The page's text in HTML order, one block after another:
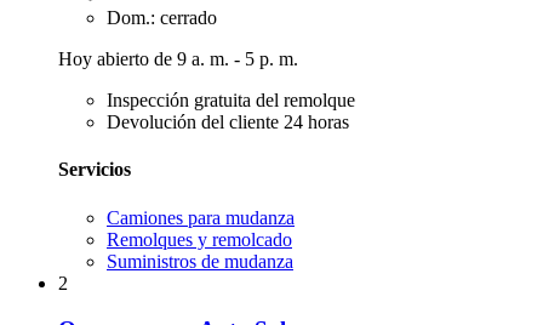
Dom.: cerrado
Hoy abierto de 9 a. m. - 5 p. m.
Inspección gratuita del remolque
Devolución del cliente 24 horas
Servicios
Camiones para mudanza
Remolques y remolcado
Suministros de mudanza
2